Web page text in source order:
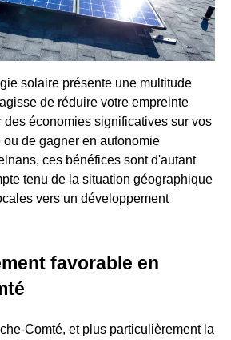
solaire présente une multitude
de réduire votre empreinte
des économies significatives sur vos
de gagner en autonomie
ces bénéfices sont d'autant
tenu de la situation géographique
vers un développement
favorable en
Comté, et plus particulièrement la